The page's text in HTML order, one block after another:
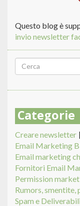
Questo blog è
invio newsletter
Form
di
ricerca
Categorie
Creare newsletter
Email Marketing
Email marketing
Fornitori Email
Permission
Rumors, smentite,
Spam e